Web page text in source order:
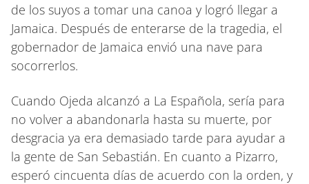
de los suyos a tomar una canoa y logró llegar a
Jamaica. Después de enterarse de la tragedia, el
gobernador de Jamaica envió una nave para
socorrerlos.
Cuando Ojeda alcanzó a La Española, sería para
no volver a abandonarla hasta su muerte, por
desgracia ya era demasiado tarde para ayudar a
la gente de San Sebastián. En cuanto a Pizarro,
esperó cincuenta días de acuerdo con la orden, y